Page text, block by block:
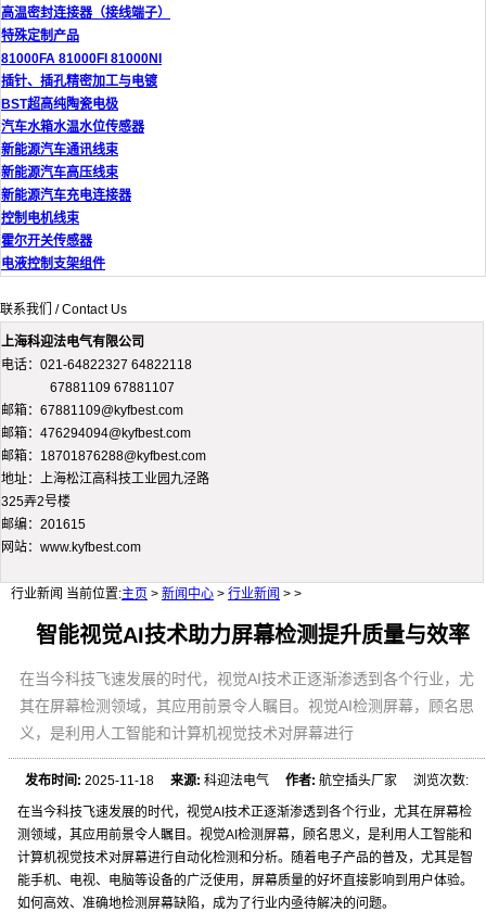
高温密封连接器（接线端子）
特殊定制产品
81000FA 81000FI 81000NI
插针、插孔精密加工与电镀
BST超高纯陶瓷电极
汽车水箱水温水位传感器
新能源汽车通讯线束
新能源汽车高压线束
新能源汽车充电连接器
控制电机线束
霍尔开关传感器
电液控制支架组件
联系我们 / Contact Us
上海科迎法电气有限公司
电话：021-64822327 64822118
67881109 67881107
邮箱：67881109@kyfbest.com
邮箱：476294094@kyfbest.com
邮箱：18701876288@kyfbest.com
地址：上海松江高科技工业园九泾路
325弄2号楼
邮编：201615
网站：www.kyfbest.com
行业新闻 当前位置:主页 > 新闻中心 > 行业新闻 > >
智能视觉AI技术助力屏幕检测提升质量与效率
在当今科技飞速发展的时代，视觉AI技术正逐渐渗透到各个行业，尤
其在屏幕检测领域，其应用前景令人瞩目。视觉AI检测屏幕，顾名思
义，是利用人工智能和计算机视觉技术对屏幕进行
发布时间: 2025-11-18来源: 科迎法电气作者: 航空插头厂家 浏览次数:
在当今科技飞速发展的时代，视觉AI技术正逐渐渗透到各个行业，尤其在屏幕检
测领域，其应用前景令人瞩目。视觉AI检测屏幕，顾名思义，是利用人工智能和
计算机视觉技术对屏幕进行自动化检测和分析。随着电子产品的普及，尤其是智
能手机、电视、电脑等设备的广泛使用，屏幕质量的好坏直接影响到用户体验。
如何高效、准确地检测屏幕缺陷，成为了行业内亟待解决的问题。